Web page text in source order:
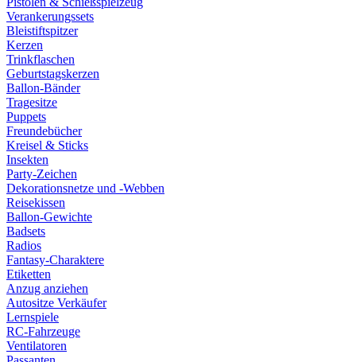
Verankerungssets
Bleistiftspitzer
Kerzen
Trinkflaschen
Geburtstagskerzen
Ballon-Bänder
Tragesitze
Puppets
Freundebücher
Kreisel & Sticks
Insekten
Party-Zeichen
Dekorationsnetze und -Webben
Reisekissen
Ballon-Gewichte
Badsets
Radios
Fantasy-Charaktere
Etiketten
Anzug anziehen
Autositze Verkäufer
Lernspiele
RC-Fahrzeuge
Ventilatoren